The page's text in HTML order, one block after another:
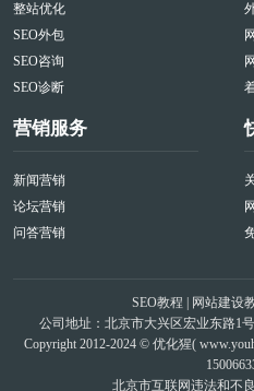
整站优化
SEO外包
SEO咨询
SEO诊断
营销服务
新闻营销
论坛营销
问答营销
SEO教程 网站建设
公司地址：北京市大兴区宏业东路1
Copyright 2012-2024 © 优化猩(
北京市互联网违法和不